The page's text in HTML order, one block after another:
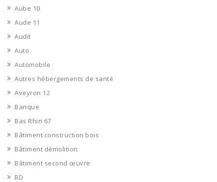
Aube 10
Aude 11
Audit
Auto
Automobile
Autres hébergements de santé
Aveyron 12
Banque
Bas Rhin 67
Bâtiment construction bois
Bâtiment démolition
Bâtiment second œuvre
BD